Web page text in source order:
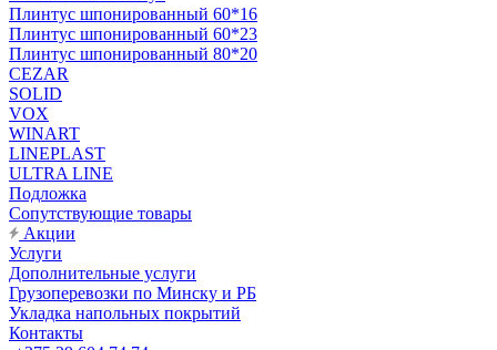
Плинтус шпонированный 60*16
Плинтус шпонированный 60*23
Плинтус шпонированный 80*20
CEZAR
SOLID
VOX
WINART
LINEPLAST
ULTRA LINE
Подложка
Сопутствующие товары
Акции
Услуги
Дополнительные услуги
Грузоперевозки по Минску и РБ
Укладка напольных покрытий
Контакты